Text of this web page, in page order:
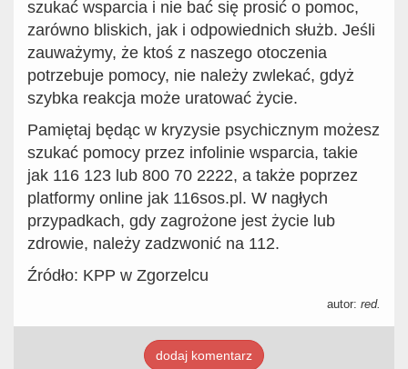
szukać wsparcia i nie bać się prosić o pomoc,
zarówno bliskich, jak i odpowiednich służb. Jeśli
zauważymy, że ktoś z naszego otoczenia
potrzebuje pomocy, nie należy zwlekać, gdyż
szybka reakcja może uratować życie.
Pamiętaj będąc w kryzysie psychicznym możesz
szukać pomocy przez infolinie wsparcia, takie
jak 116 123 lub 800 70 2222, a także poprzez
platformy online jak 116sos.pl. W nagłych
przypadkach, gdy zagrożone jest życie lub
zdrowie, należy zadzwonić na 112.
Źródło: KPP w Zgorzelcu
autor: red.
dodaj komentarz